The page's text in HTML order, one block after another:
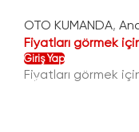
OTO KUMANDA,
Fiyatları görmek
Giriş Yap
Fiyatları görmek